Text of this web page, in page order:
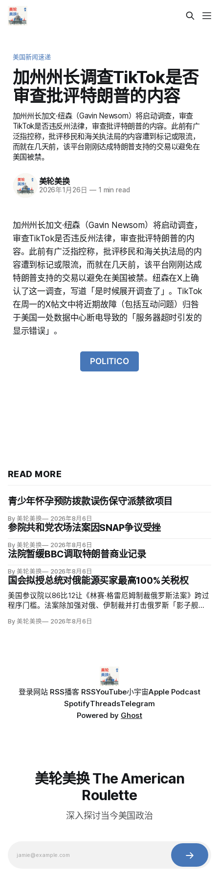
美国新闻速递
加州州长调查TikTok是否
审查批评特朗普的内容
加州州长加文·纽森（Gavin Newsom）将启动调查，审查
TikTok是否违反州法律，审查批评特朗普的内容。此前有广
泛指控称，批评移民和海关执法局的内容遭到标记或限流，
而就在几天前，该平台刚刚达成特朗普支持的交易以避免在
美国被禁。
美轮美换
2026年1月26日 —1 min read
加州州长加文·纽森（Gavin Newsom）将启动调查，
审查TikTok是否违反州法律，审查批评特朗普的内
容。此前有广泛指控称，批评移民和海关执法局的内
容遭到标记或限流，而就在几天前，该平台刚刚达成
特朗普支持的交易以避免在美国被禁。纽森在X上确
认了这一调查，写道「是时候展开调查了」。TikTok
在周一的X帖文中将近期故障（包括互动问题）归咎
于美国一处数据中心断电导致的「服务器超时引发的
显示错误」。
POLITICO
READ MORE
青少年怀孕预防拨款误伤保守派禁欲项目
By 美轮美换 2026年8月6日
参院共和党农场法案因SNAP争议受挫
By 美轮美换 2026年8月6日
法院暂缓BBC调取特朗普商业记录
By 美轮美换 2026年8月6日
国会拟授总统对俄能源买家最高100%关税权
美国参议院以86比12让《林赛·格雷厄姆制裁俄罗斯法案》跨过
程序门槛。法案除加强对俄、伊制裁并打击俄罗斯「影子舰
把俄罗斯原油或天然气五大进口方的税率在0至100%之间调
By 美轮美换 2026年8月6日
登录网站 RSS播客 RSSYouTube小宇宙Apple Podcast
SpotifyThreadsTelegram
Powered by Ghost
美轮美换 The American
Roulette
深入探讨当今美国政治